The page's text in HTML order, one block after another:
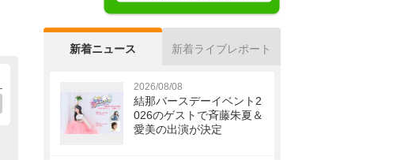
新着ニュース 新着ライブレポート
2026/08/08
結那バースデーイベント2
026のゲストで斉藤朱夏＆
愛美の出演が決定